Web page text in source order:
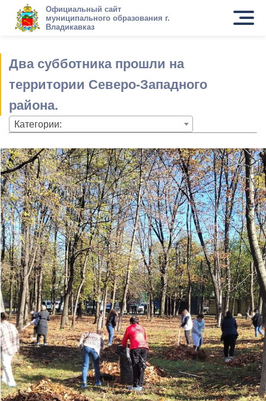
Официальный сайт
муниципального образования г.
Владикавказ
Два субботника прошли на
территории Северо-Западного
района.
Категории: